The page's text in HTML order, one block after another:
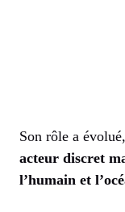
Son rôle a
acteur discret
l’humain et